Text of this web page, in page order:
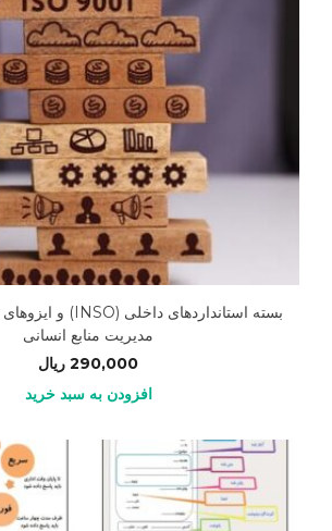
مدیریت منابع انسانی
290,000 ریال
افزودن به سبد خرید